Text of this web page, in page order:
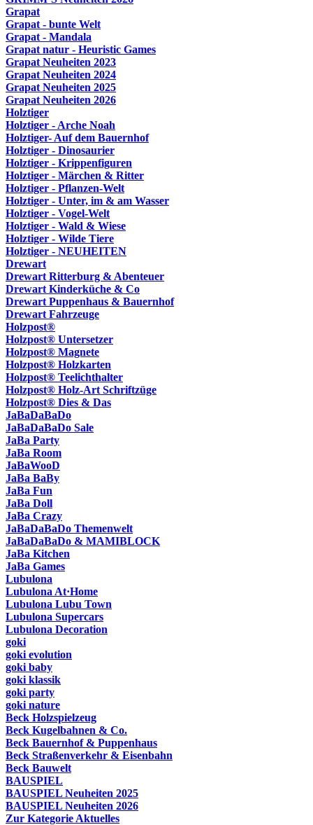
Grapat
Grapat - bunte Welt
Grapat - Mandala
Grapat natur - Heuristic Games
Grapat Neuheiten 2023
Grapat Neuheiten 2024
Grapat Neuheiten 2025
Grapat Neuheiten 2026
Holztiger
Holztiger - Arche Noah
Holztiger- Auf dem Bauernhof
Holztiger - Dinosaurier
Holztiger - Krippenfiguren
Holztiger - Märchen & Ritter
Holztiger - Pflanzen-Welt
Holztiger - Unter, im & am Wasser
Holztiger - Vogel-Welt
Holztiger - Wald & Wiese
Holztiger - Wilde Tiere
Holztiger - NEUHEITEN
Drewart
Drewart Ritterburg & Abenteuer
Drewart Kinderküche & Co
Drewart Puppenhaus & Bauernhof
Drewart Fahrzeuge
Holzpost®
Holzpost® Untersetzer
Holzpost® Magnete
Holzpost® Holzkarten
Holzpost® Teelichthalter
Holzpost® Holz-Art Schriftzüge
Holzpost® Dies & Das
JaBaDaBaDo
JaBaDaBaDo Sale
JaBa Party
JaBa Room
JaBaWooD
JaBa BaBy
JaBa Fun
JaBa Doll
JaBa Crazy
JaBaDaBaDo Themenwelt
JaBaDaBaDo & MAMIBLOCK
JaBa Kitchen
JaBa Games
Lubulona
Lubulona At·Home
Lubulona Lubu Town
Lubulona Supercars
Lubulona Decoration
goki
goki evolution
goki baby
goki klassik
goki party
goki nature
Beck Holzspielzeug
Beck Kugelbahnen & Co.
Beck Bauernhof & Puppenhaus
Beck Straßenverkehr & Eisenbahn
Beck Bauwelt
BAUSPIEL
BAUSPIEL Neuheiten 2025
BAUSPIEL Neuheiten 2026
Zur Kategorie Aktuelles